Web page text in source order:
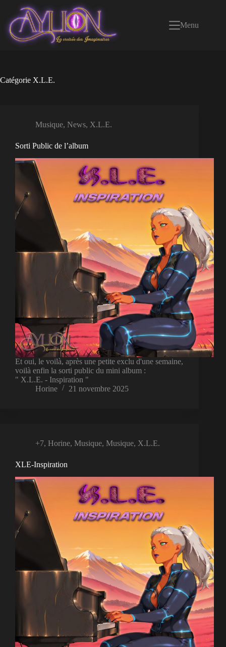
contenu
Menu
Catégorie X.L.E.
Musique, News, X.L.E.
Sorti Public de l’album
Et oui, le voilà, après une petite exclu d'une semaine,
voilà enfin la sorti public du mini album :
" X.L.E. - Inspiration "
Horine
21 novembre 2025
+7, Horine, Musique, Musique, X.L.E.
XLE-Inspiration